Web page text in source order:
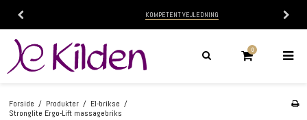
KOMPETENT VEJLEDNING
0
Forside / Produkter / El-brikse /
Stronglite Ergo-Lift massagebriks